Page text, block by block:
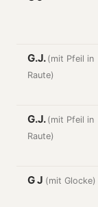
G.J. (mit Pfeil in
Raute)
G.J. (mit Pfeil in
Raute)
G J (mit Glocke)